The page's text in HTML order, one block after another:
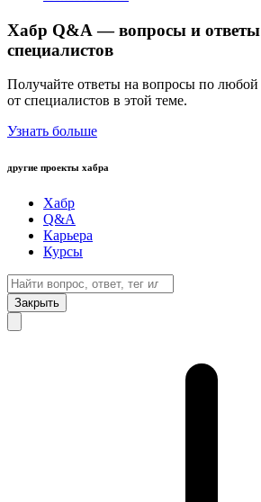
Хабр Q&A — вопросы и
специалистов
Получайте ответы на вопросы по любой
от специалистов в этой теме.
Узнать больше
другие проекты хабра
Хабр
Q&A
Карьера
Курсы
Закрыть